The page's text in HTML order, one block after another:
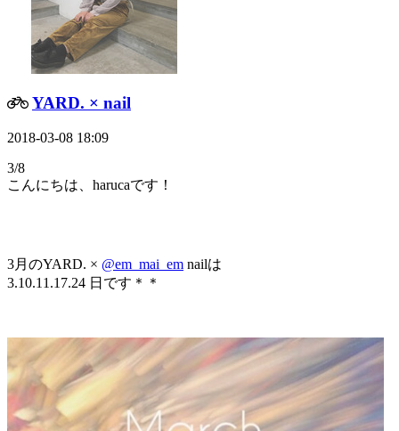
YARD. × nail
2018-03-08 18:09
3/8
こんにちは、harucaです！
3月のYARD. × @em_mai_em nailは
3.10.11.17.24 日です＊＊